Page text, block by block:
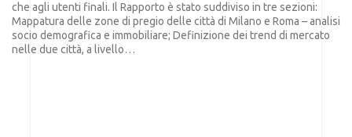
che agli utenti finali. Il Rapporto è stato suddiviso in tre sezioni:
Mappatura delle zone di pregio delle città di Milano e Roma – analisi
socio demografica e immobiliare; Definizione dei trend di mercato
nelle due città, a livello…